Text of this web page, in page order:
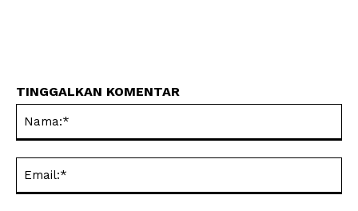
TINGGALKAN KOMENTAR